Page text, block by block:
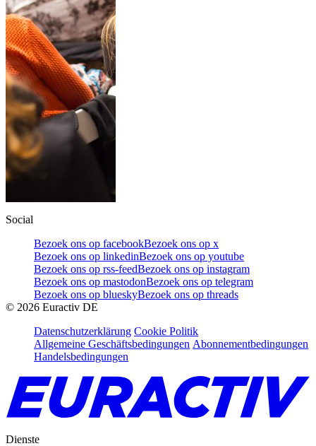
Social
Bezoek ons op facebookBezoek ons op x
Bezoek ons op linkedinBezoek ons op youtube
Bezoek ons op rss-feedBezoek ons op instagram
Bezoek ons op mastodonBezoek ons op telegram
Bezoek ons op blueskyBezoek ons op threads
© 2026 Euractiv DE
Datenschutzerklärung Cookie Politik
Allgemeine Geschäftsbedingungen Abonnementbedingungen
Handelsbedingungen
Dienste